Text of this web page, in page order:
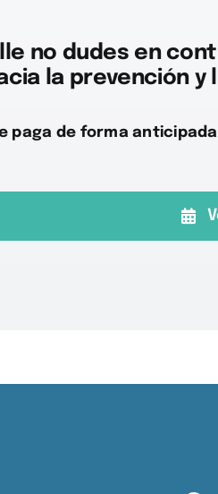
no dudes en
la prevención
paga de forma